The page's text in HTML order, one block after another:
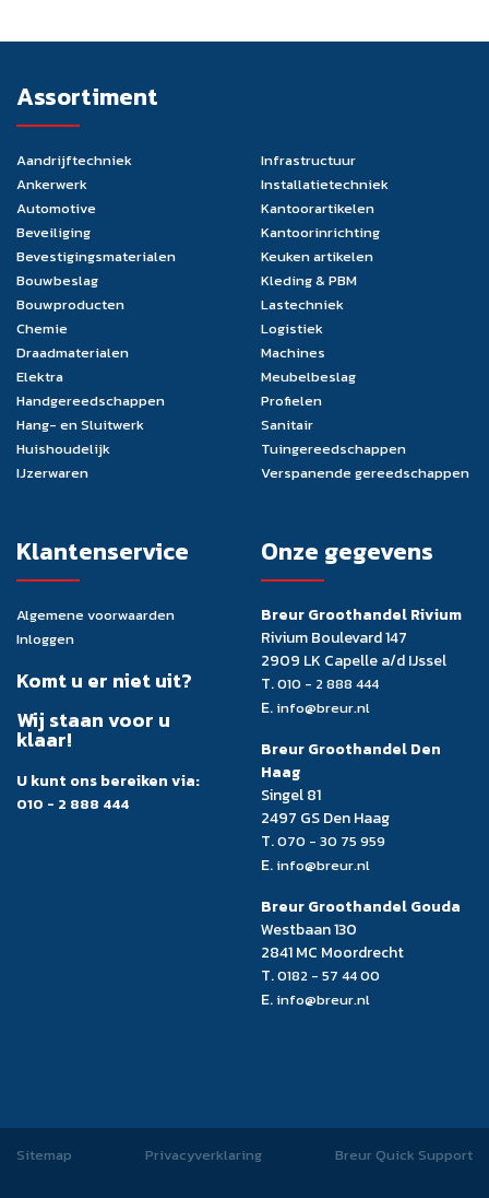
Assortiment
Aandrijftechniek
Ankerwerk
Automotive
Beveiliging
Bevestigingsmaterialen
Bouwbeslag
Bouwproducten
Chemie
Draadmaterialen
Elektra
Handgereedschappen
Hang- en Sluitwerk
Huishoudelijk
IJzerwaren
Infrastructuur
Installatietechniek
Kantoorartikelen
Kantoorinrichting
Keuken artikelen
Kleding & PBM
Lastechniek
Logistiek
Machines
Meubelbeslag
Profielen
Sanitair
Tuingereedschappen
Verspanende gereedschappen
Klantenservice
Algemene voorwaarden
Inloggen
Komt u er niet uit?
Wij staan voor u
klaar!
U kunt ons bereiken via:
010 - 2 888 444
Onze gegevens
Breur Groothandel Rivium
Rivium Boulevard 147
2909 LK Capelle a/d IJssel
T.010 - 2 888 444
E. info@breur.nl
Breur Groothandel Den
Haag
Singel 81
2497 GS Den Haag
T.070 - 30 75 959
E. info@breur.nl
Breur Groothandel Gouda
Westbaan 130
2841 MC Moordrecht
T.0182 - 57 44 00
E. info@breur.nl
Sitemap Privacyverklaring Breur Quick Support